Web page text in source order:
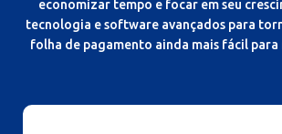
economizar tempo e focar em seu
tecnologia e software avançados para
folha de pagamento ainda mais fácil para